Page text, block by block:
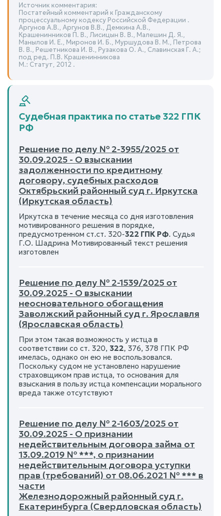
Источник комментария:
Постатейный комментарий к Гражданскому
процессуальному кодексу Российской Федерации .
Аргунов А.В., Аргунов В.В., Демкина А.В.,
Крашенинников П. В., Лисицын В. В., Малешин Д. Я.,
Манылов И. Е., Миронов И. Б., Муршудова В. М., Петрова
В. В., Решетникова И. В., Рузакова О. А., Славинская Г. А.;
под ред. П.В. Крашенинникова
М.: Статут, 2012 .
Судебная практика по статье 322 ГПК
РФ
Решение по делу № 2-3955/2025 от
30.09.2025 - О взыскании
задолженности по кредитному
договору, судебных расходов
Октябрьский районный суд г. Иркутска
(Иркутская область)
Иркутска в течение месяца со дня изготовления
мотивированного решения в порядке,
предусмотренном ст.ст. 320-322 ГПК РФ. Судья
Г.О. Шадрина Мотивированный текст решения
изготовлен
Решение по делу № 2-1539/2025 от
30.09.2025 - О взыскании
неосновательного обогащения
Заволжский районный суд г. Ярославля
(Ярославская область)
При этом такая возможность у истца в
соответствии со ст. 320, 322, 376, 378 ГПК РФ
имелась, однако он ею не воспользовался.
Поскольку судом не установлено нарушение
страховщиком прав истца, то основания для
взыскания в пользу истца компенсации морального
вреда также отсутствуют
Решение по делу № 2-1603/2025 от
30.09.2025 - О признании
недействительным договора займа от
13.09.2019 № ***, о признании
недействительным договора уступки
прав (требований) от 08.06.2021 № *** в
части
Железнодорожный районный суд г.
Екатеринбурга (Свердловская область)